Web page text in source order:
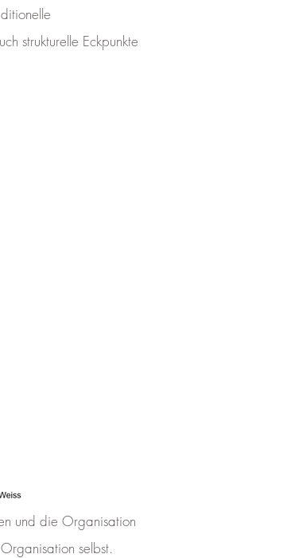
strukturelle Eckpunkte
und die Organisation
selbst.